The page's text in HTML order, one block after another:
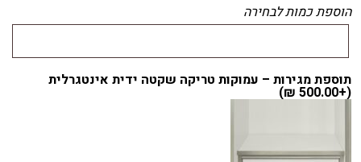
הוספת כמות לבחירה
תוספת מגירות – עמוקות טריקה שקטה ידית אינטגרלית
(+
500.00
₪
)